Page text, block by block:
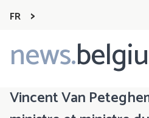
FR
news.
Main
navigation
Vincent Van